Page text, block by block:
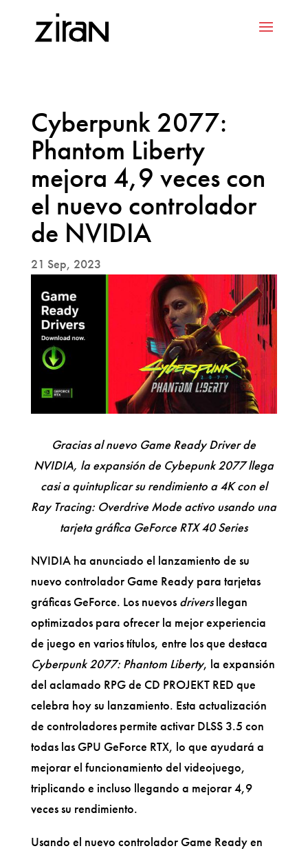
Cyberpunk 2077:
Phantom Liberty
mejora 4,9 veces con
el nuevo controlador
de NVIDIA
21 Sep, 2023
Gracias al nuevo Game Ready Driver de
NVIDIA, la expansión de Cybepunk 2077 llega
casi a quintuplicar su rendimiento a 4K con el
Ray Tracing: Overdrive Mode activo usando una
tarjeta gráfica GeForce RTX 40 Series
NVIDIA ha anunciado el lanzamiento de su
nuevo controlador Game Ready para tarjetas
gráficas GeForce. Los nuevos driversllegan
optimizados para ofrecer la mejor experiencia
de juego en varios títulos, entre los que destaca
Cyberpunk 2077: Phantom Liberty, la expansión
del aclamado RPG de CD PROJEKT RED que
celebra hoy su lanzamiento. Esta actualización
de controladores permite activar DLSS 3.5 con
todas las GPU GeForce RTX, lo que ayudará a
mejorar el funcionamiento del videojuego,
triplicando e incluso llegando a mejorar 4,9
veces su rendimiento.
Usando el nuevo controlador Game Ready en